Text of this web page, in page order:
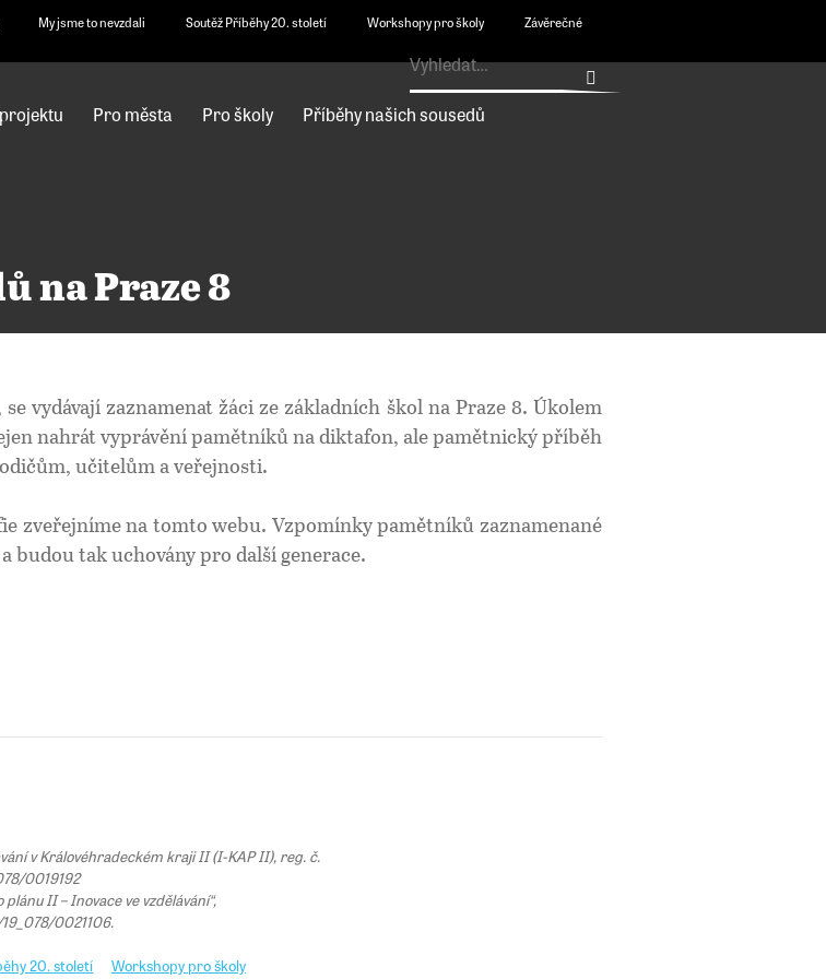
My jsme to nevzdali Soutěž Příběhy 20. století Workshopy pro školy
Závěrečné
Pro města Pro školy Příběhy našich sousedů
na Praze 8
vydávají zaznamenat žáci ze základních škol na Praze 8. Úkolem
nahrát vyprávění pamětníků na diktafon, ale pamětnický příběh
učitelům a veřejnosti.
zveřejníme na tomto webu. Vzpomínky pamětníků zaznamenané
budou tak uchovány pro další generace.
v Královéhradeckém kraji II (I-KAP II), reg. č.
0019192
II – Inovace ve vzdělávání“,
0021106.
20. století
Workshopy pro školy